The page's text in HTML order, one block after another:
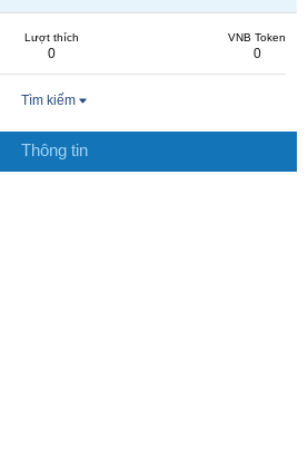
Lượt thích
0
VNB Token
0
Tìm kiếm
Thông tin